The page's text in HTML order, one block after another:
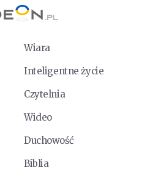
Wiara
Inteligentne życie
Czytelnia
Wideo
Duchowość
Biblia